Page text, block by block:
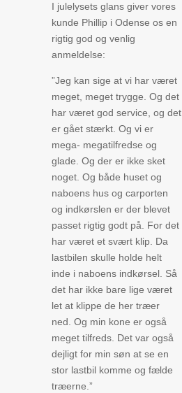
I julelysets glans giver vores
kunde Phillip i Odense os en
rigtig god og venlig
anmeldelse:
”Jeg kan sige at vi har været
meget, meget trygge. Og det
har været god service, og det
er gået stærkt. Og vi er
mega- megatilfredse og
glade. Og der er ikke sket
noget. Og både huset og
naboens hus og carporten
og indkørslen er der blevet
passet rigtig godt på. For det
har været et svært klip. Da
lastbilen skulle holde helt
inde i naboens indkørsel. Så
det har ikke bare lige været
let at klippe de her træer
ned. Og min kone er også
meget tilfreds. Det var også
dejligt for min søn at se en
stor lastbil komme og fælde
træerne.”